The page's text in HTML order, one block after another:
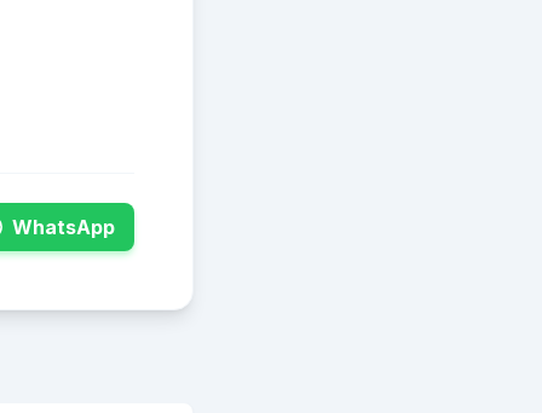
WhatsApp